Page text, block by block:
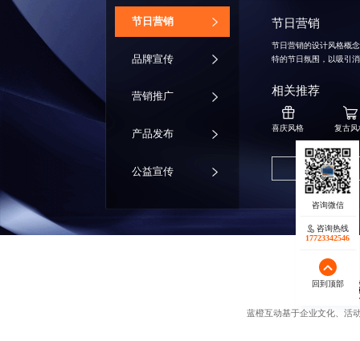
‌节日营销
品牌宣传
营销推广
产品发布
公益宣传
节日营销
节日营销的设计风格概
特的节日氛围，以吸引
相关推荐
喜庆风格 复古风
获取同款方案
蓝橙互动基于企业文化、活
咨询热线
17723342546
回到顶部